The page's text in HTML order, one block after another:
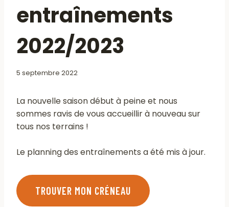
entraînements
2022/2023
5 septembre 2022
La nouvelle saison début à peine et nous
sommes ravis de vous accueillir à nouveau sur
tous nos terrains !
Le planning des entraînements a été mis à jour.
TROUVER MON CRÉNEAU